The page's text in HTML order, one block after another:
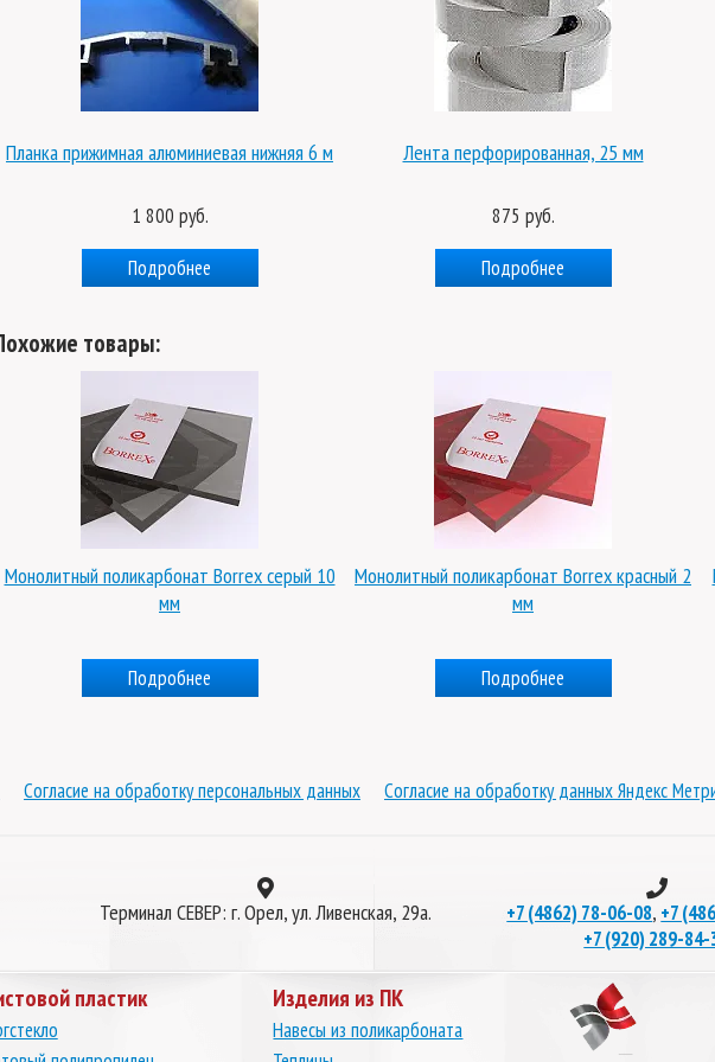
Планка прижимная алюминиевая нижняя 6 м
1 800 руб.
Подробнее
Лента перфорированная, 25 мм
875 руб.
Подробнее
товары:
Монолитный поликарбонат Borrex серый 10
мм
Подробнее
Монолитный поликарбонат Borrex красный 2
мм
Подробнее
Согласие на обработку персональных данных Согласие на обработку данных Яндекс
Терминал СЕВЕР: г. Орел, ул. Ливенская, 29а. +7 (4862) 78-06-08, +7
+7 (920) 289-84-
пластик Изделия из ПК
Навесы из поликарбоната